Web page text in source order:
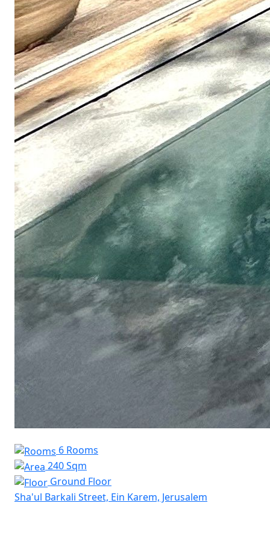
6 Rooms
240 Sqm
Ground Floor
Sha'ul Barkali Street, Ein Karem, Jerusalem